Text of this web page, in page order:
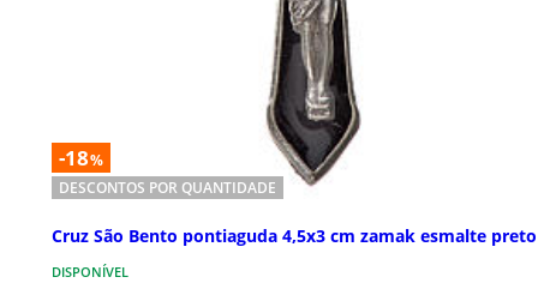
-18%
DESCONTOS POR QUANTIDADE
Cruz São Bento pontiaguda 4,5x3 cm zamak esmalte preto
DISPONÍVEL